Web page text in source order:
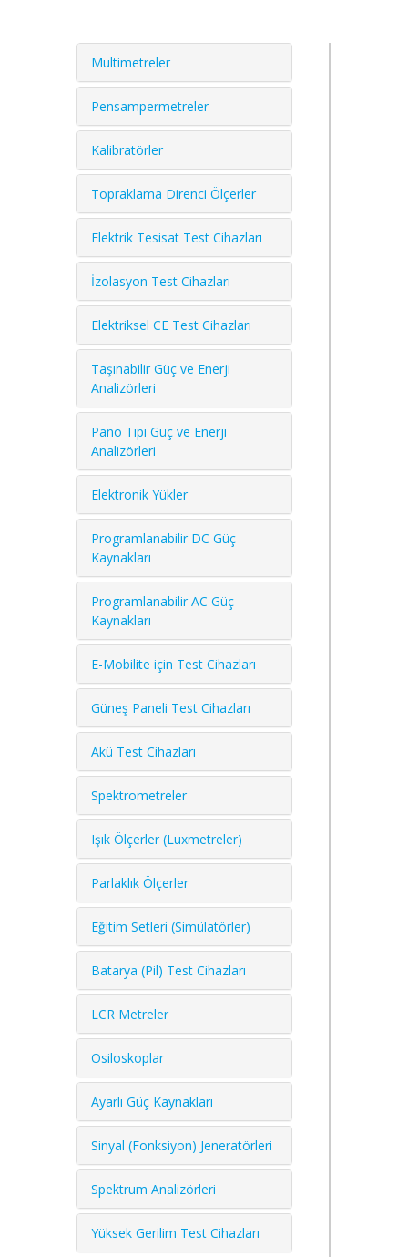
Multimetreler
Pensampermetreler
Kalibratörler
Topraklama Direnci Ölçerler
Elektrik Tesisat Test Cihazları
İzolasyon Test Cihazları
Elektriksel CE Test Cihazları
Taşınabilir Güç ve Enerji
Analizörleri
Pano Tipi Güç ve Enerji
Analizörleri
Elektronik Yükler
Programlanabilir DC Güç
Kaynakları
Programlanabilir AC Güç
Kaynakları
E-Mobilite için Test Cihazları
Güneş Paneli Test Cihazları
Akü Test Cihazları
Spektrometreler
Işık Ölçerler (Luxmetreler)
Parlaklık Ölçerler
Eğitim Setleri (Simülatörler)
Batarya (Pil) Test Cihazları
LCR Metreler
Osiloskoplar
Ayarlı Güç Kaynakları
Sinyal (Fonksiyon) Jeneratörleri
Spektrum Analizörleri
Yüksek Gerilim Test Cihazları